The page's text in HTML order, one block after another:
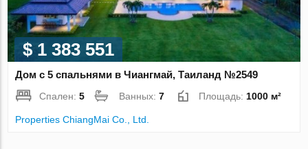
$ 1 383 551
Дом с 5 спальнями в Чиангмай, Таиланд №2549
Спален:5 Ванных:7 Площадь: 1000 м²
Properties ChiangMai Co., Ltd.